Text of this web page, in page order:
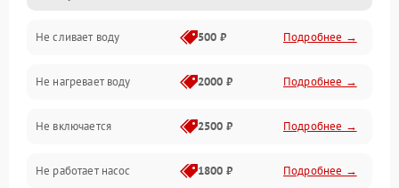
Электропитание
Датчики
Нагрев
Вода
Не сливает воду 500 ₽ Подробнее →
Не нагревает воду 2000 ₽ Подробнее →
Не включается 2500 ₽ Подробнее →
Не работает насос 1800 ₽ Подробнее →